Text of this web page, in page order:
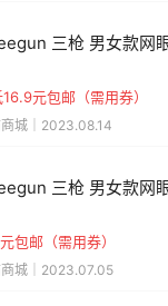
三枪 男女款网
元包邮（需用券）
城｜2023.08.14
三枪 男女款网
包邮（需用券）
商城｜2023.07.05